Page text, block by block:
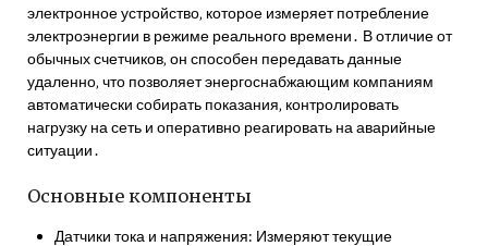
электронное устройство‚ которое измеряет потребление
электроэнергии в режиме реального времени․ В отличие от
обычных счетчиков‚ он способен передавать данные
удаленно‚ что позволяет энергоснабжающим компаниям
автоматически собирать показания‚ контролировать
нагрузку на сеть и оперативно реагировать на аварийные
ситуации․
Основные компоненты
Датчики тока и напряжения: Измеряют текущие